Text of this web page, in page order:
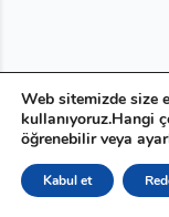
Web sitemizde size
kullanıyoruz.Hangi
öğrenebilir veya
Kabul et